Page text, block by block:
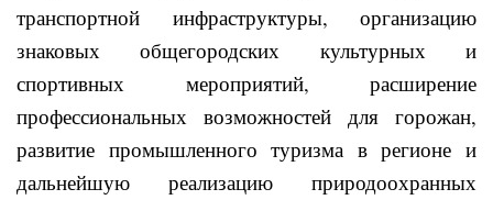
транспортной инфраструктуры, организацию
знаковых общегородских культурных и
спортивных мероприятий, расширение
профессиональных возможностей для горожан,
развитие промышленного туризма в регионе и
дальнейшую реализацию природоохранных